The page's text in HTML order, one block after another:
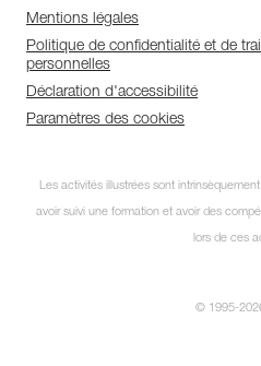
Mentions légales
Politique de confidentialité et de
personnelles
Déclaration d'accessibilité
Paramètres des cookies
Les activités illustrées sont
avoir suivi une formation et avoir des
lors de ces
© 1995-